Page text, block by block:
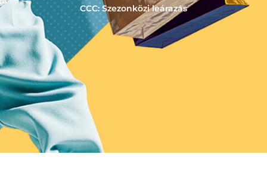
CCC: Szezonközi leárazás